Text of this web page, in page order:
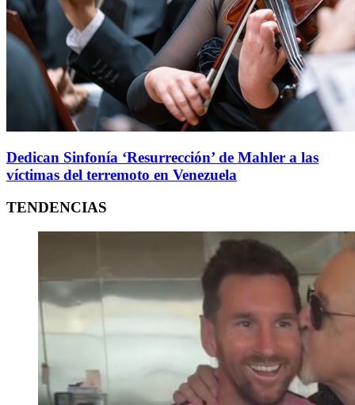
Dedican Sinfonía ‘Resurrección’ de Mahler a las
víctimas del terremoto en Venezuela
TENDENCIAS